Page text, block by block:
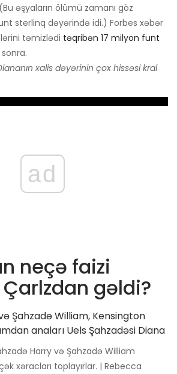
əşyaların ölümü zamanı göz
sterlinq dəyərində idi.) Forbes xəbər
təmizlədi təqribən 17 milyon funt
xalis dəyərinin çox hissəsi kral
ad
neçə faizi
gəldi?
Harry və Şahzadə William
xəracları toplayırlar. | Rebecca